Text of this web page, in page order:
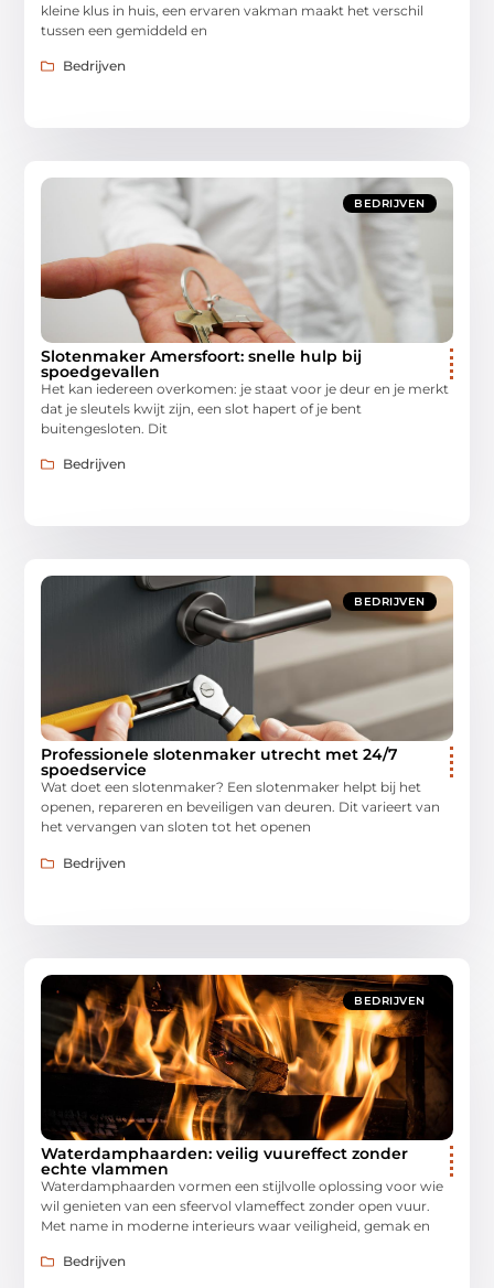
kleine klus in huis, een ervaren vakman maakt het verschil
tussen een gemiddeld en
Bedrijven
BEDRIJVEN
Slotenmaker Amersfoort: snelle hulp bij
spoedgevallen
Het kan iedereen overkomen: je staat voor je deur en je merkt
dat je sleutels kwijt zijn, een slot hapert of je bent
buitengesloten. Dit
Bedrijven
BEDRIJVEN
Professionele slotenmaker utrecht met 24/7
spoedservice
Wat doet een slotenmaker? Een slotenmaker helpt bij het
openen, repareren en beveiligen van deuren. Dit varieert van
het vervangen van sloten tot het openen
Bedrijven
BEDRIJVEN
Waterdamphaarden: veilig vuureffect zonder
echte vlammen
Waterdamphaarden vormen een stijlvolle oplossing voor wie
wil genieten van een sfeervol vlameffect zonder open vuur.
Met name in moderne interieurs waar veiligheid, gemak en
Bedrijven